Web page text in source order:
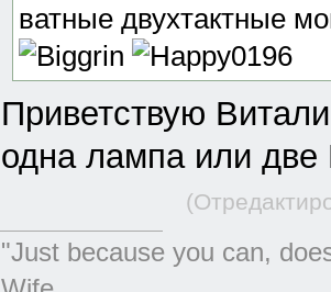
ватные двухтактные
Приветствую
одна лампа или
"Just because you can,